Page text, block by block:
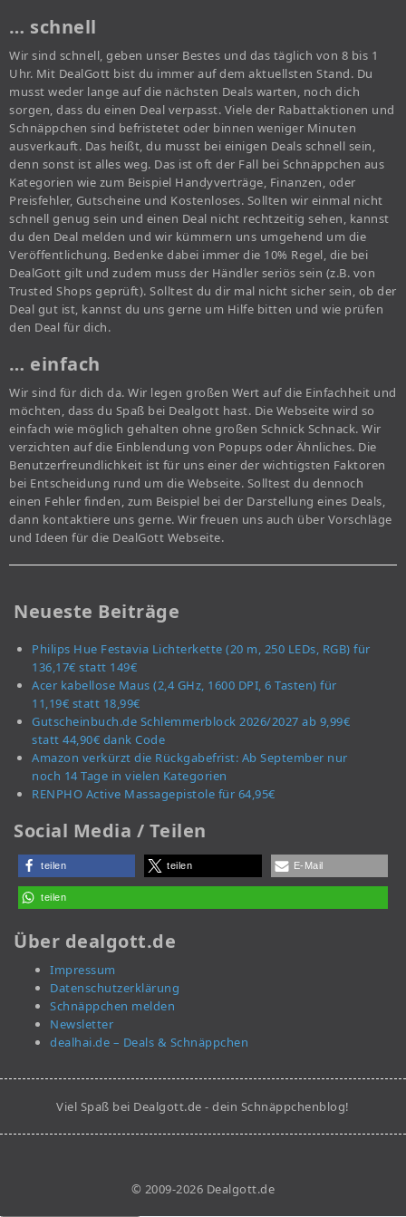
… schnell
Wir sind schnell, geben unser Bestes und das täglich von 8 bis 1
Uhr. Mit DealGott bist du immer auf dem aktuellsten Stand. Du
musst weder lange auf die nächsten Deals warten, noch dich
sorgen, dass du einen Deal verpasst. Viele der Rabattaktionen und
Schnäppchen sind befristetet oder binnen weniger Minuten
ausverkauft. Das heißt, du musst bei einigen Deals schnell sein,
denn sonst ist alles weg. Das ist oft der Fall bei Schnäppchen aus
Kategorien wie zum Beispiel Handyverträge, Finanzen, oder
Preisfehler, Gutscheine und Kostenloses. Sollten wir einmal nicht
schnell genug sein und einen Deal nicht rechtzeitig sehen, kannst
du den Deal melden und wir kümmern uns umgehend um die
Veröffentlichung. Bedenke dabei immer die 10% Regel, die bei
DealGott gilt und zudem muss der Händler seriös sein (z.B. von
Trusted Shops geprüft). Solltest du dir mal nicht sicher sein, ob der
Deal gut ist, kannst du uns gerne um Hilfe bitten und wie prüfen
den Deal für dich.
… einfach
Wir sind für dich da. Wir legen großen Wert auf die Einfachheit und
möchten, dass du Spaß bei Dealgott hast. Die Webseite wird so
einfach wie möglich gehalten ohne großen Schnick Schnack. Wir
verzichten auf die Einblendung von Popups oder Ähnliches. Die
Benutzerfreundlichkeit ist für uns einer der wichtigsten Faktoren
bei Entscheidung rund um die Webseite. Solltest du dennoch
einen Fehler finden, zum Beispiel bei der Darstellung eines Deals,
dann kontaktiere uns gerne. Wir freuen uns auch über Vorschläge
und Ideen für die DealGott Webseite.
Neueste Beiträge
Philips Hue Festavia Lichterkette (20 m, 250 LEDs, RGB) für
136,17€ statt 149€
Acer kabellose Maus (2,4 GHz, 1600 DPI, 6 Tasten) für
11,19€ statt 18,99€
Gutscheinbuch.de Schlemmerblock 2026/2027 ab 9,99€
statt 44,90€ dank Code
Amazon verkürzt die Rückgabefrist: Ab September nur
noch 14 Tage in vielen Kategorien
RENPHO Active Massagepistole für 64,95€
Social Media / Teilen
teilen teilen E-Mail
teilen
Über dealgott.de
Impressum
Datenschutzerklärung
Schnäppchen melden
Newsletter
dealhai.de – Deals & Schnäppchen
Viel Spaß bei Dealgott.de - dein Schnäppchenblog!
© 2009-2026 Dealgott.de